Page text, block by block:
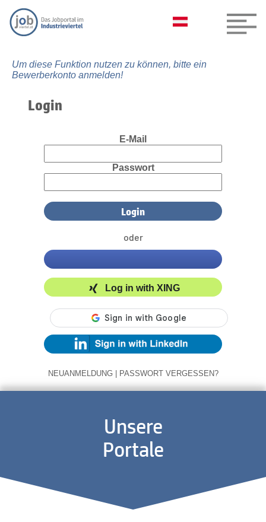
Um diese Funktion nutzen zu können, bitte ein
Bewerberkonto anmelden!
Login
E-Mail
Passwort
oder
Log in with XING
NEUANMELDUNG | PASSWORT VERGESSEN?
Unsere
Portale